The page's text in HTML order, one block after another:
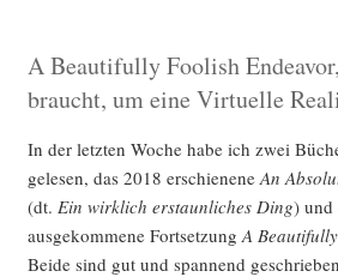
A Beautifully Foolish
braucht, um eine Virtuelle
In der letz­ten Woche habe ich zwei
gele­sen, das 2018 erschie­ne­neAn
(dt. Ein wirk­lich erstaun­li­ches Ding) und
aus­ge­kom­me­ne Fort­set­zungA
Bei­de sind gut und span­nend